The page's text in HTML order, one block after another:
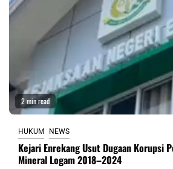
2 min read
HUKUM NEWS
Kejari Enrekang Usut Dugaan Korupsi
Mineral Logam 2018–2024